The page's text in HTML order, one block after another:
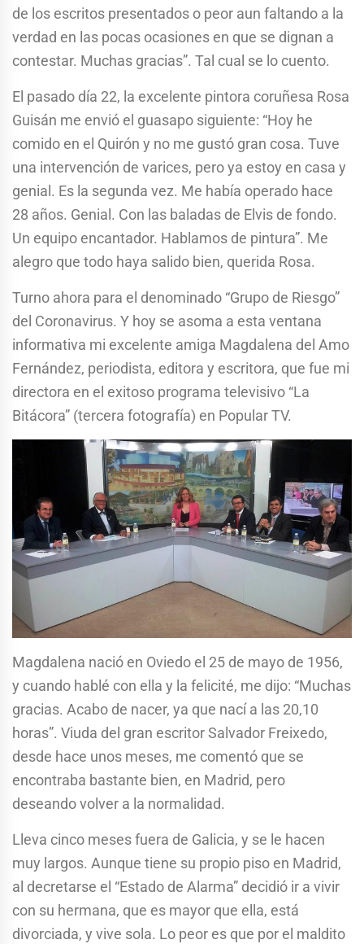
de los escritos presentados o peor aun faltando a la
verdad en las pocas ocasiones en que se dignan a
contestar. Muchas gracias”. Tal cual se lo cuento.
El pasado día 22, la excelente pintora coruñesa Rosa
Guisán me envió el guasapo siguiente: “Hoy he
comido en el Quirón y no me gustó gran cosa. Tuve
una intervención de varices, pero ya estoy en casa y
genial. Es la segunda vez. Me había operado hace
28 años. Genial. Con las baladas de Elvis de fondo.
Un equipo encantador. Hablamos de pintura”. Me
alegro que todo haya salido bien, querida Rosa.
Turno ahora para el denominado “Grupo de Riesgo”
del Coronavirus. Y hoy se asoma a esta ventana
informativa mi excelente amiga Magdalena del Amo
Fernández, periodista, editora y escritora, que fue mi
directora en el exitoso programa televisivo “La
Bitácora” (tercera fotografía) en Popular TV.
Magdalena nació en Oviedo el 25 de mayo de 1956,
y cuando hablé con ella y la felicité, me dijo: “Muchas
gracias. Acabo de nacer, ya que nací a las 20,10
horas”. Viuda del gran escritor Salvador Freixedo,
desde hace unos meses, me comentó que se
encontraba bastante bien, en Madrid, pero
deseando volver a la normalidad.
Lleva cinco meses fuera de Galicia, y se le hacen
muy largos. Aunque tiene su propio piso en Madrid,
al decretarse el “Estado de Alarma” decidió ir a vivir
con su hermana, que es mayor que ella, está
divorciada, y vive sola. Lo peor es que por el maldito